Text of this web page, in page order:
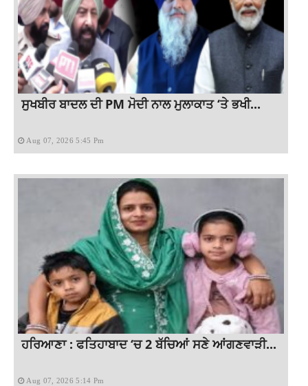
ਸੁਖਬੀਰ ਬਾਦਲ ਦੀ PM ਮੋਦੀ ਨਾਲ ਮੁਲਾਕਾਤ ‘ਤੇ ਭਖੀ...
Aug 07, 2026 5:45 Pm
ਹਰਿਆਣਾ : ਫਤਿਹਾਬਾਦ ‘ਚ 2 ਬੱਚਿਆਂ ਸਣੇ ਆਂਗਣਵਾੜੀ...
Aug 07, 2026 5:14 Pm